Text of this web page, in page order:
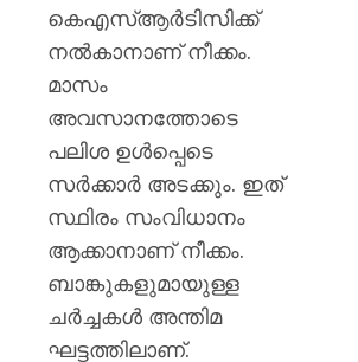
കെഎസ്ആര്‍ടിസിക്ക്
നല്‍കാനാണ് നീക്കം.
മാസം
അവസാനത്തോടെ
പലിശ ഉള്‍പ്പെടെ
സര്‍ക്കാര്‍ അടക്കും. ഇത്
സ്ഥിരം സംവിധാനം
ആക്കാനാണ് നീക്കം.
ബാങ്കുകളുമായുള്ള
ചര്‍ച്ചകള്‍ അന്തിമ
ഘട്ടത്തിലാണ്.